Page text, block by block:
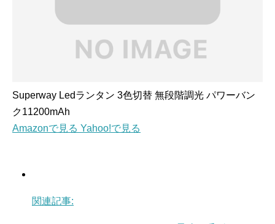
Superway Ledランタン 3色切替 無段階調光 パワーバン
ク11200mAh
Amazonで見る Yahoo!で見る
関連記事: